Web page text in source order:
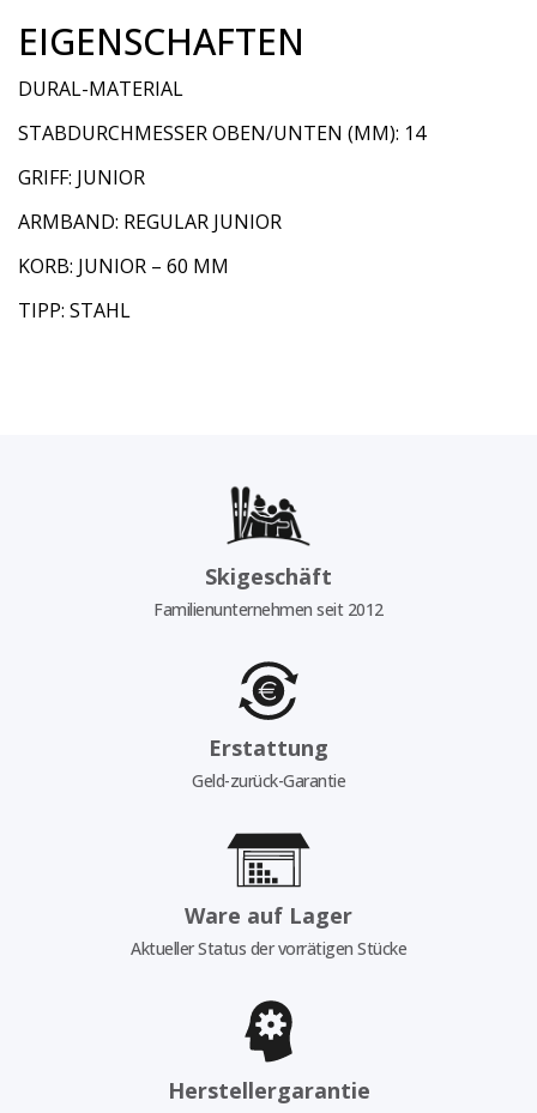
EIGENSCHAFTEN
DURAL-MATERIAL
STABDURCHMESSER OBEN/UNTEN (MM): 14
GRIFF: JUNIOR
ARMBAND: REGULAR JUNIOR
KORB: JUNIOR – 60 MM
TIPP: STAHL
Skigeschäft
Familienunternehmen seit 2012
Erstattung
Geld-zurück-Garantie
Ware auf Lager
Aktueller Status der vorrätigen Stücke
Herstellergarantie